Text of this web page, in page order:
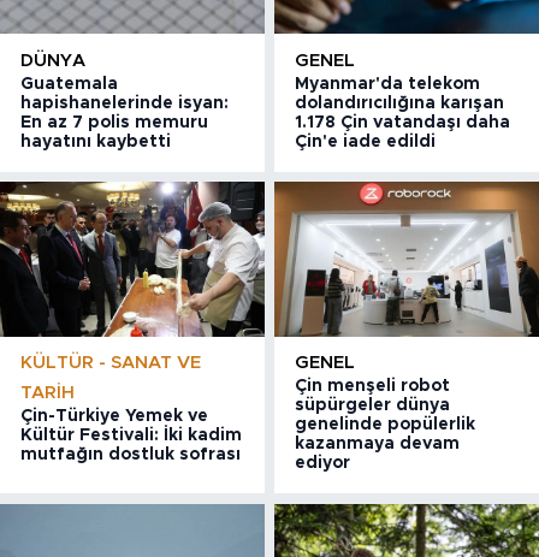
DÜNYA
Guatemala
hapishanelerinde isyan:
En az 7 polis memuru
hayatını kaybetti
GENEL
Myanmar'da telekom
dolandırıcılığına karışan
1.178 Çin vatandaşı daha
Çin'e iade edildi
KÜLTÜR - SANAT VE
TARIH
Çin-Türkiye Yemek ve
Kültür Festivali: İki kadim
mutfağın dostluk sofrası
GENEL
Çin menşeli robot
süpürgeler dünya
genelinde popülerlik
kazanmaya devam
ediyor